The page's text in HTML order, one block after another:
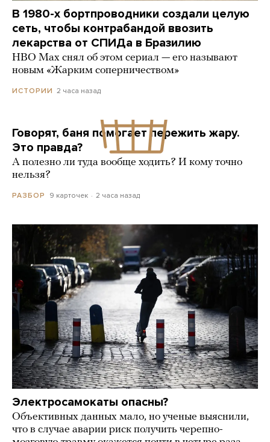
В 1980-х бортпроводники создали целую
сеть, чтобы контрабандой ввозить
лекарства от СПИДа в Бразилию
HBO Max снял об этом сериал — его называют
новым «Жарким соперничеством»
ИСТОРИИ 2 часа назад
Говорят, баня помогает пережить жару.
Это правда?
А полезно ли туда вообще ходить? И кому точно
нельзя?
РАЗБОР 9 карточек 2 часа назад
Электросамокаты опасны?
Объективных данных мало, но ученые выяснили,
что в случае аварии риск получить черепно-